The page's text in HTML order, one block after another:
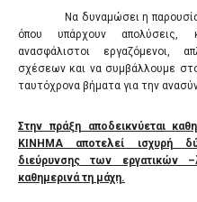
Να δυναμώσει η
όπου υπάρχουν απολύσεις,
ανασφάλιστοι εργαζόμενοι,
σχέσεων και να συμβάλλουμε
ταυτόχρονα βήματα για την
Στην πράξη αποδεικνύεται
ΚΙΝΗΜΑ αποτελεί ισχυρή
διεύρυνσης των εργατικών
καθημερινά τη μάχη.